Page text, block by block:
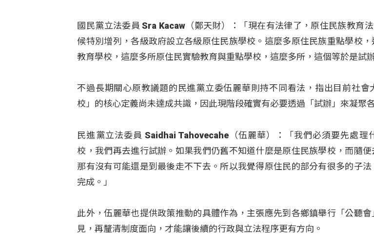
國民黨立法委員 Sra Kacaw（鄭天財）：「現在有法律了，原住民族教育
候特別增列，各級政府設立各級原住民族學校。這麼多原住民族重點學校
教育學校，這麼多所原住民實驗教育與重點學校，這麼多所，這個等於是試辦
不過長期關心原教議題的民進黨立委伍麗華則持不同看法，指出目前社會
校」的核心定義尚未達成共識，因此現階段確實有必要透過「試辦」來凝聚
民進黨立法委員 Saidhai Tahovecahe（伍麗華）：「我們必須要先處理
校，我們再去進行試辦。如果我們仍舊不知道什麼是原住民族學校，而隨便
那有沒有可能還是到最後走不下去。所以我覺得原住民的部分有很多的子
完成。」
此外，伍麗華也提供政策推動的具體作為，主張應先到各鄉鎮舉行「公聽
見，再釐清制度面向，才能讓後續的行政與立法程序更有方向。